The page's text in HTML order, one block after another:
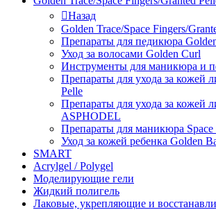
Назад
Golden Trace/Space Fingers/
Препараты для педикюра
Уход за волосами Golden Curl
Инструменты для маникюра и
Препараты для ухода за кожей
Pelle
Препараты для ухода за кожей
ASPHODEL
Препараты для маникюра Space
Уход за кожей ребенка Golden
SMART
Acrylgel / Polygel
Моделирующие гели
Жидкий полигель
Лаковые, укрепляющие и